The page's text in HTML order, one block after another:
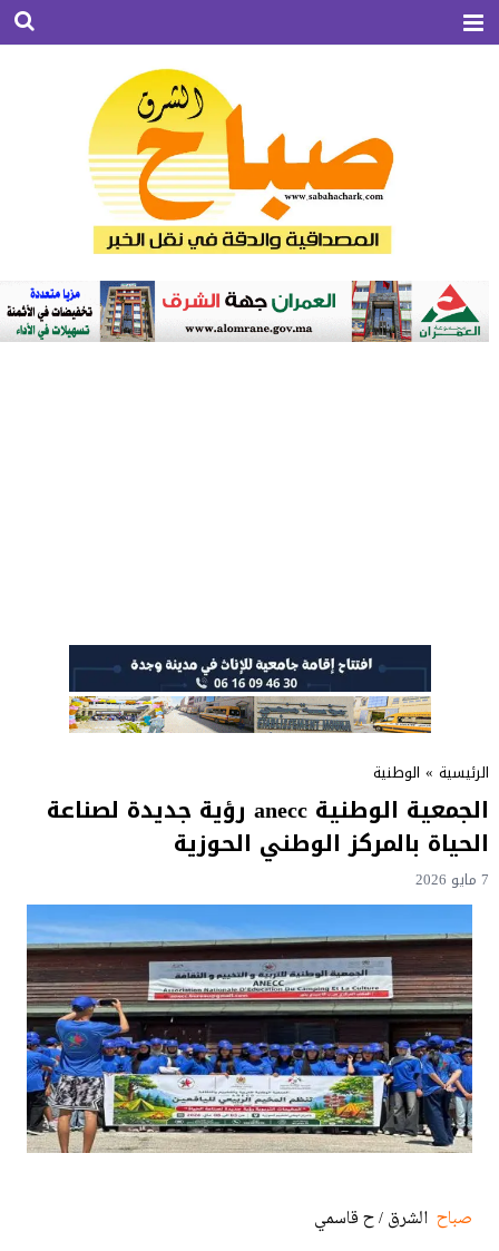
الرئيسية » الوطنية
الجمعية الوطنية anecc رؤية جديدة لصناعة
الحياة بالمركز الوطني الحوزية
7 مايو 2026
صباحالشرق / ح قاسمي